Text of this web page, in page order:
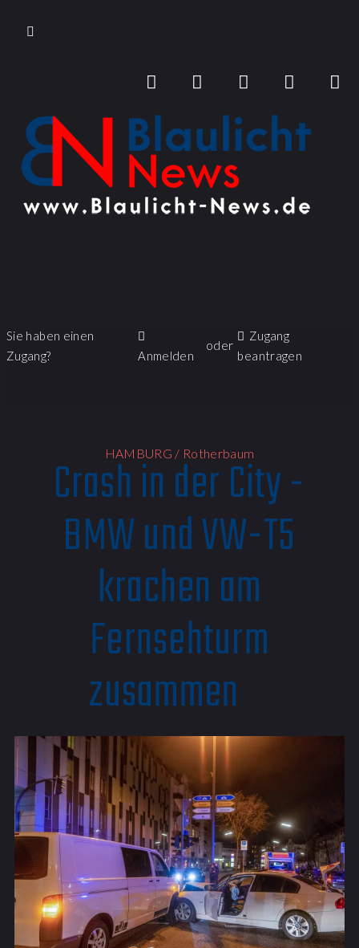
Sie haben einen
Zugang?
Anmelden
oder
Zugang
beantragen
HAMBURG / Rotherbaum
Crash in der City -
BMW und VW-T5
krachen am
Fernsehturm
zusammen